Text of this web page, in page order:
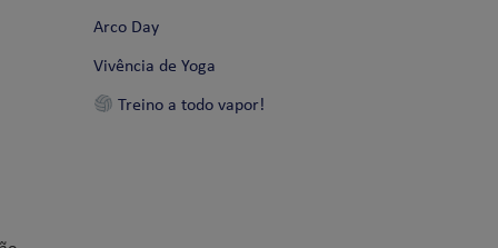
Arco Day
Vivência de Yoga
Treino a todo vapor!